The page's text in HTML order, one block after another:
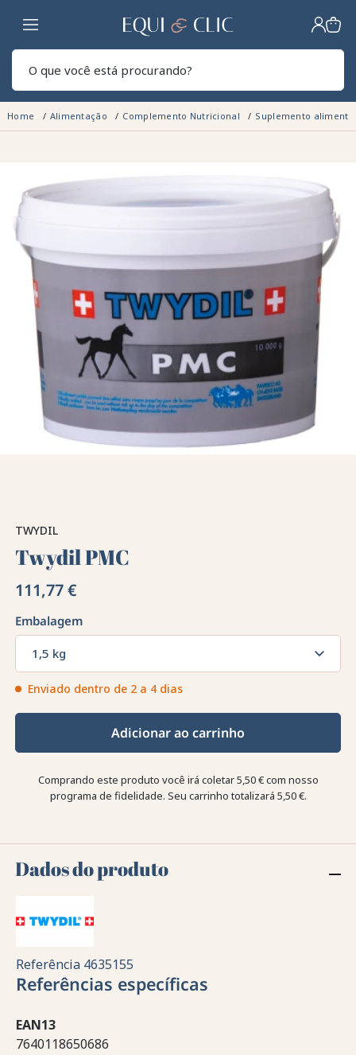
Lar
Home Alimentação Complemento Nutricional Suplemento
TWYDIL
Twydil PMC
111,77 €
Embalagem
1,5 kg
Enviado dentro de 2 a 4 dias
Adicionar ao carrinho
Comprando este produto você irá coletar5,50 €com nosso
programa de fidelidade. Seu carrinho totalizará 5,50 €.
Dados do produto
Referência 4635155
Referências específicas
EAN13
7640118650686